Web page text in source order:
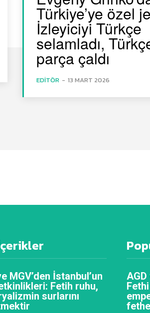
Türkiye’ye özel
İzleyiciyi Türkçe
selamladı,
parça çaldı
EDITÖR - 13 MART 2026
MGV’den İstanbul’un
Fetih ruhu,
surlarını
AGD